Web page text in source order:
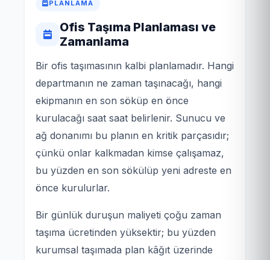
PLANLAMA
Ofis Taşıma Planlaması ve
Zamanlama
Bir ofis taşımasının kalbi planlamadır. Hangi
departmanın ne zaman taşınacağı, hangi
ekipmanın en son söküp en önce
kurulacağı saat saat belirlenir. Sunucu ve
ağ donanımı bu planın en kritik parçasıdır;
çünkü onlar kalkmadan kimse çalışamaz,
bu yüzden en son sökülüp yeni adreste en
önce kurulurlar.
Bir günlük duruşun maliyeti çoğu zaman
taşıma ücretinden yüksektir; bu yüzden
kurumsal taşımada plan kâğıt üzerinde